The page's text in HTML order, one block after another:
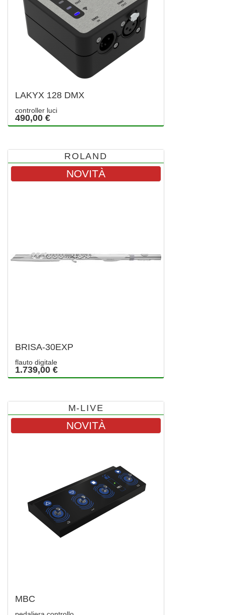
LAKYX 128 DMX
controller luci
490,00 €
ROLAND
NOVITÀ
BRISA-30EXP
flauto digitale
1.739,00 €
M-LIVE
NOVITÀ
MBC